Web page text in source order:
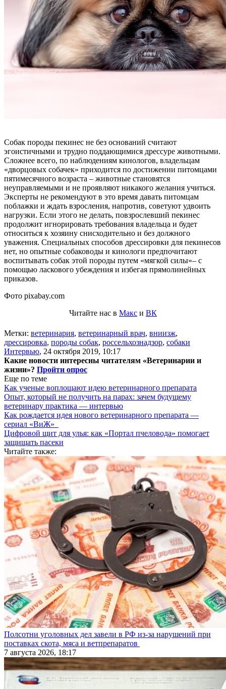
Собак породы пекинес не без оснований считают
эгоистичными и трудно поддающимися дрессуре животными.
Сложнее всего, по наблюдениям кинологов, владельцам
«дворцовых собачек» приходится по достижении питомцами
пятимесячного возраста – животные становятся
неуправляемыми и не проявляют никакого желания учиться.
Эксперты не рекомендуют в это время давать питомцам
поблажки и ждать взросления, напротив, советуют удвоить
нагрузки. Если этого не делать, повзрослевший пекинес
продолжит игнорировать требования владельца и будет
относиться к хозяину снисходительно и без должного
уважения. Специальных способов дрессировки для пекинесов
нет, но опытные собаководы и кинологи предпочитают
воспитывать собак этой породы путем «мягкой силы»– с
помощью ласкового убеждения и избегая прямолинейных
приказов.
Фото pixabay.com
Читайте нас в Макс и ВК
Метки: ветеринария, ветеринарный врач, вниизж,
дрессировка, породы собак, россельхознадзор, собаки
Интервью, 24 октября 2019, 10:17
Какие новости интересны читателям «Ветеринарии и
жизни»? Пройти опрос
Еще по теме
Как ученые воплощают идею ветеринарного препарата
Опыт, который не получить на парах: зачем будущему
ветеринару практика — интервью
Как рождается идея нового ветеринарного препарата —
сериал «ВиЖ»
Цифровой щит для улья: как «Портал пчеловода» помогает
защищать пасеки
Читайте также:
Полсотни уголовных дел завели в РФ из-за нарушений при
поставках скота, мяса и ветпрепаратов
7 августа 2026, 18:17